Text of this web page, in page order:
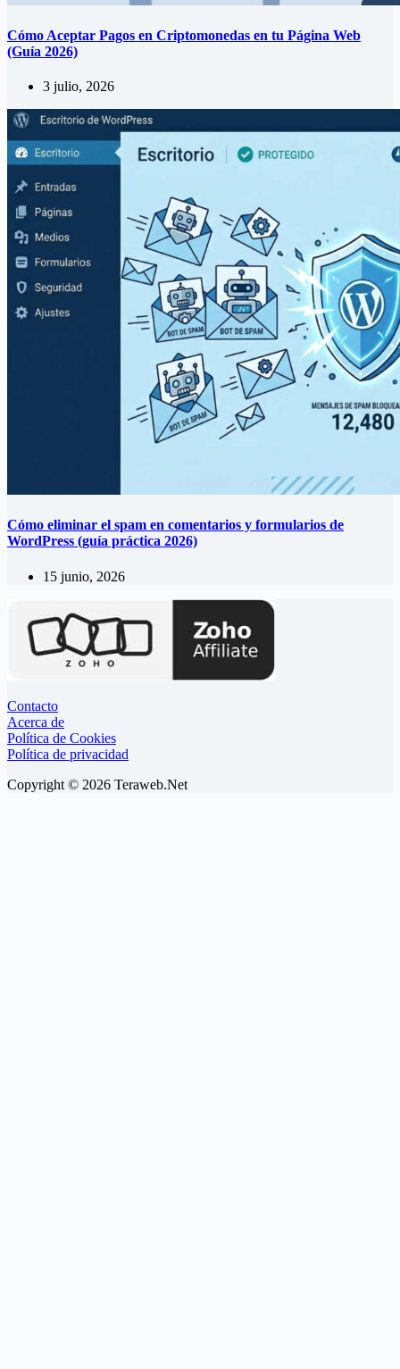
Cómo Aceptar Pagos en Criptomonedas en tu Página Web
(Guía 2026)
3 julio, 2026
Cómo eliminar el spam en comentarios y formularios de
WordPress (guía práctica 2026)
15 junio, 2026
Contacto
Acerca de
Política de Cookies
Política de privacidad
Copyright © 2026 Teraweb.Net